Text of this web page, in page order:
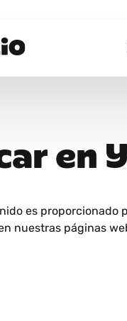
en
es proporcionado
nuestras páginas